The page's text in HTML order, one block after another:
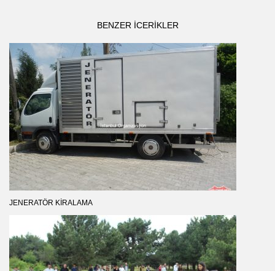
BENZER ICERIKLER
JENERATÖR KIRALAMA